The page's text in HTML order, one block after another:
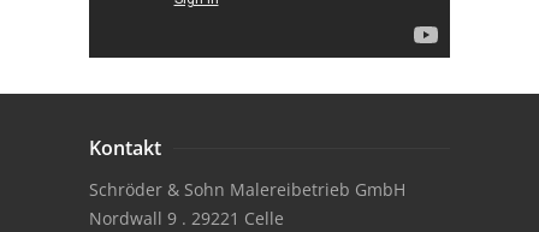
Kontakt
Schröder & Sohn Malereibetrieb GmbH
Nordwall 9 . 29221 Celle